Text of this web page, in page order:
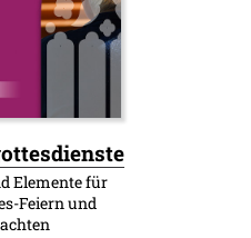
:Elemente für
Feiern und